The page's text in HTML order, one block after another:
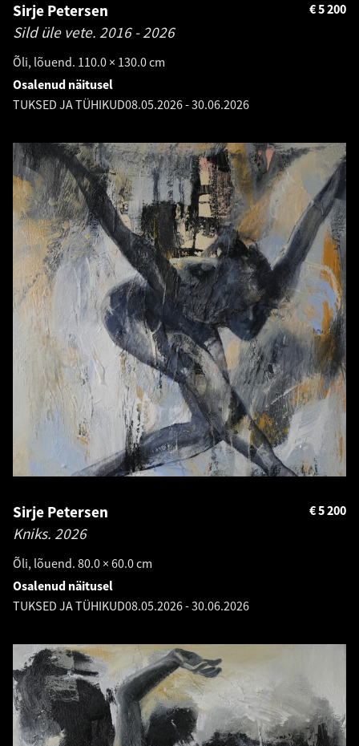
Sirje Petersen
Sild üle vete. 2016 - 2026
Õli, lõuend. 110.0 × 130.0 cm
5 200
€
Osalenud näitusel
TUKSED JA TÜHIKUD08.05.2026-30.06.2026
Sirje Petersen
Kniks. 2026
Õli, lõuend. 80.0 × 60.0 cm
5 200
€
Osalenud näitusel
TUKSED JA TÜHIKUD08.05.2026-30.06.2026